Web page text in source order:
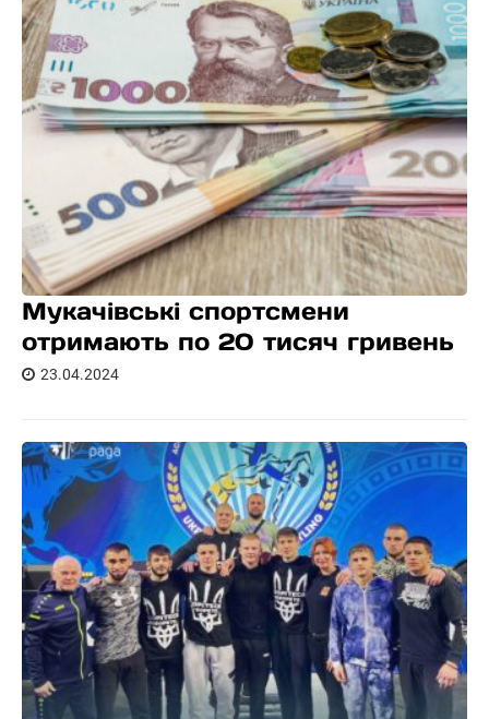
Мукачівські спортсмени
отримають по 20 тисяч гривень
23.04.2024